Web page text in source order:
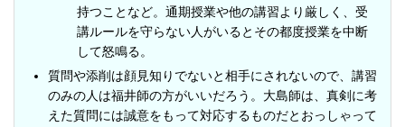
持つことなど。通期授業や他の講習より厳しく、受
講ルールを守らない人がいるとその都度授業を中断
して怒鳴る。
質問や添削は顔見知りでないと相手にされないので、講習
のみの人は福井師の方がいいだろう。大島師は、真剣に考
えた質問には誠意をもって対応するものだとおっしゃって